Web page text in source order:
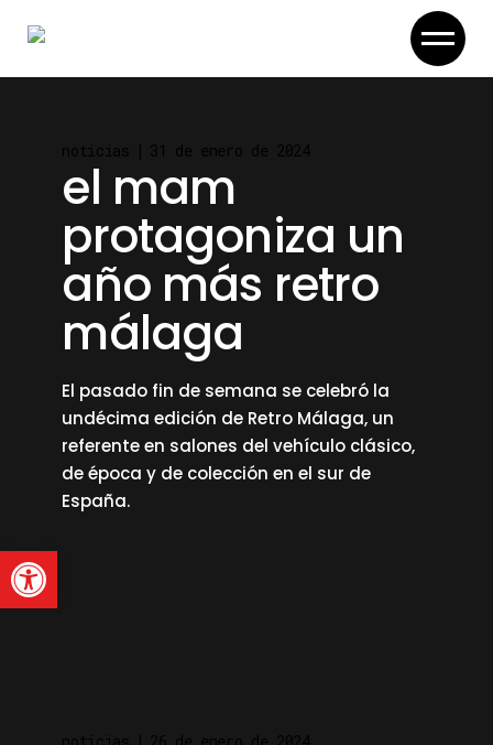
Abrir barra de
el mam
protagoniza un
año más retro
málaga
El pasado fin de semana se celebró la
undécima edición de Retro Málaga, un
referente en salones del vehículo clásico,
de época y de colección en el sur de
España.